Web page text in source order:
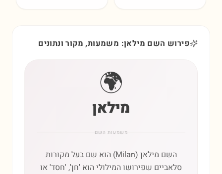
פירוש השם מילאן: משמעות, מקור ונתונים
🌍
מילאן
משמעות השם
השם מילאן (Milan) הוא שם בעל מקורות
סלאביים שפירושו המילולי הוא 'חן', 'חסד' או